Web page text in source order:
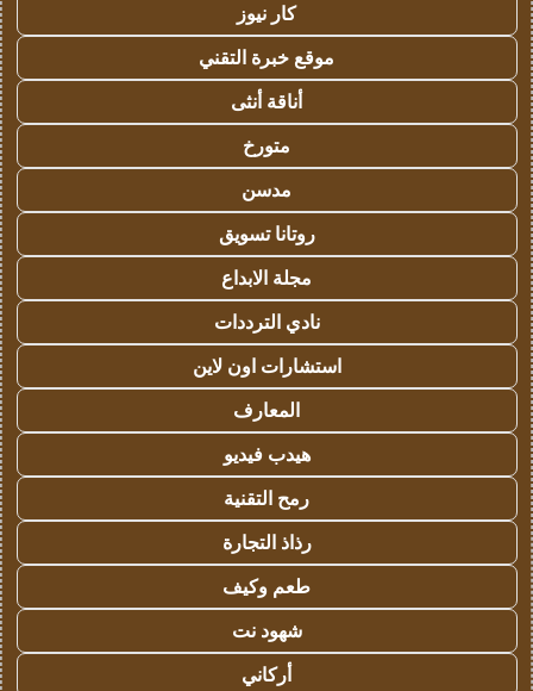
كار نيوز
موقع خبرة التقني
أناقة أنثى
متورخ
مدسن
روتانا تسويق
مجلة الابداع
نادي الترددات
استشارات اون لاين
المعارف
هيدب فيديو
رمح التقنية
رذاذ التجارة
طعم وكيف
شهود نت
أركاني